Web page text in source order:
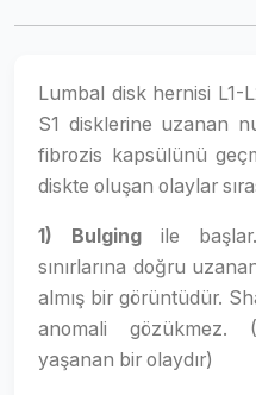
Lumbal disk hernisi L1-
S1 disklerine uzanan
fibrozis kapsülünü
diskte oluşan olaylar
1) Bulging ile
sınırlarına doğru
almış bir görüntüdür.
anomali gözükmez.
yaşanan bir olaydır)